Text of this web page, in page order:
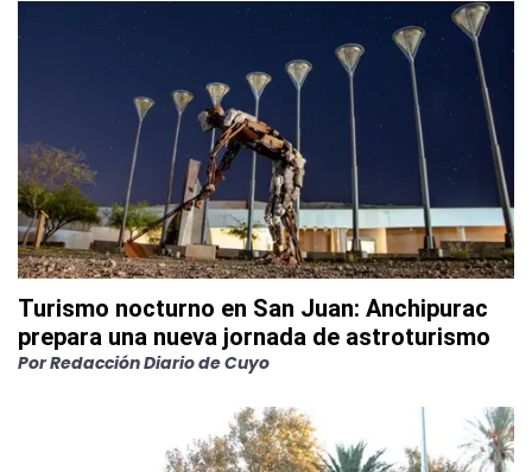
Turismo nocturno en San Juan: Anchipurac
prepara una nueva jornada de astroturismo
PorRedacción Diario de Cuyo